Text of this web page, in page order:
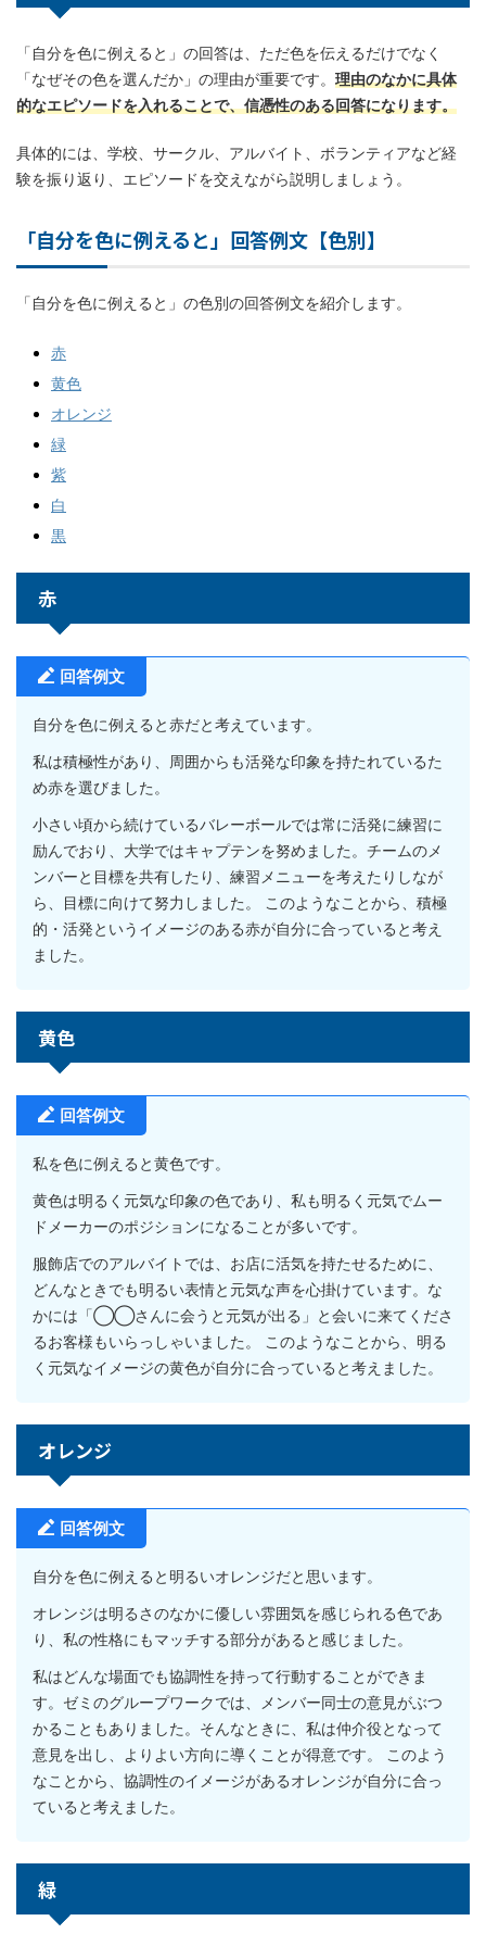
「自分を色に例えると」の回答は、ただ色を伝えるだけでなく
「なぜその色を選んだか」の理由が重要です。 理由のなかに具体
的なエピソードを入れることで、信憑性のある回答になります。
具体的には、学校、サークル、アルバイト、ボランティアなど経
験を振り返り、エピソードを交えながら説明しましょう。
「自分を色に例えると」回答例文【色別】
「自分を色に例えると」の色別の回答例文を紹介します。
赤
黄色
オレンジ
緑
紫
白
黒
赤
回答例文
自分を色に例えると赤だと考えています。
私は積極性があり、周囲からも活発な印象を持たれているた
め赤を選びました。
小さい頃から続けているバレーボールでは常に活発に練習に
励んでおり、大学ではキャプテンを努めました。チームのメ
ンバーと目標を共有したり、練習メニューを考えたりしなが
ら、目標に向けて努力しました。 このようなことから、積極
的・活発というイメージのある赤が自分に合っていると考え
ました。
黄色
回答例文
私を色に例えると黄色です。
黄色は明るく元気な印象の色であり、私も明るく元気でムー
ドメーカーのポジションになることが多いです。
服飾店でのアルバイトでは、お店に活気を持たせるために、
どんなときでも明るい表情と元気な声を心掛けています。な
かには「◯◯さんに会うと元気が出る」と会いに来てくださ
るお客様もいらっしゃいました。 このようなことから、明る
く元気なイメージの黄色が自分に合っていると考えました。
オレンジ
回答例文
自分を色に例えると明るいオレンジだと思います。
オレンジは明るさのなかに優しい雰囲気を感じられる色であ
り、私の性格にもマッチする部分があると感じました。
私はどんな場面でも協調性を持って行動することができま
す。ゼミのグループワークでは、メンバー同士の意見がぶつ
かることもありました。そんなときに、私は仲介役となって
意見を出し、よりよい方向に導くことが得意です。 このよう
なことから、協調性のイメージがあるオレンジが自分に合っ
ていると考えました。
緑